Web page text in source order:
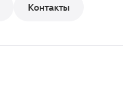
Контакты